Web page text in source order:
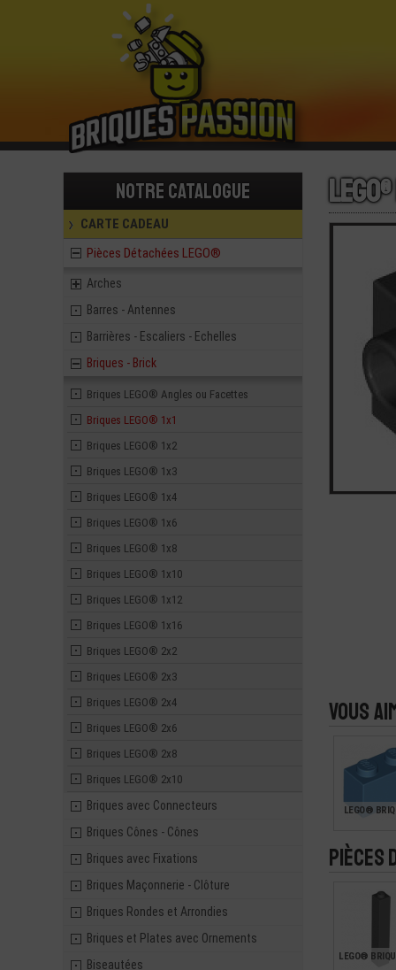
Notre catalogue
CARTE CADEAU
Pièces Détachées LEGO®
Arches
Barres - Antennes
Barrières - Escaliers - Echelles
Briques - Brick
Briques LEGO® Angles ou Facettes
Briques LEGO® 1x1
Briques LEGO® 1x2
Briques LEGO® 1x3
Briques LEGO® 1x4
Briques LEGO® 1x6
Briques LEGO® 1x8
Briques LEGO® 1x10
Briques LEGO® 1x12
Briques LEGO® 1x16
Briques LEGO® 2x2
Briques LEGO® 2x3
Briques LEGO® 2x4
Briques LEGO® 2x6
Briques LEGO® 2x8
Briques LEGO® 2x10
Briques avec Connecteurs
Briques Cônes - Cônes
Briques avec Fixations
Briques Maçonnerie - Clôture
Briques Rondes et Arrondies
Briques et Plates avec Ornements
Biseautées
Vous
LEGO®
€
Pièces
LEGO®